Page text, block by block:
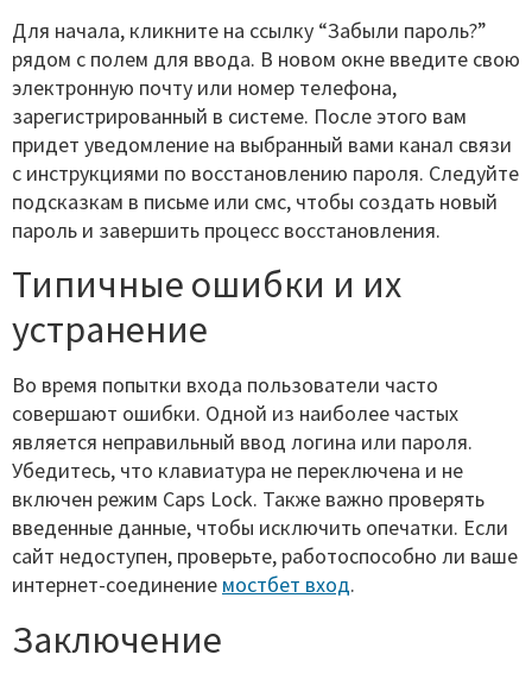
Для начала, кликните на ссылку “Забыли пароль?”
рядом с полем для ввода. В новом окне введите свою
электронную почту или номер телефона,
зарегистрированный в системе. После этого вам
придет уведомление на выбранный вами канал связи
с инструкциями по восстановлению пароля. Следуйте
подсказкам в письме или смс, чтобы создать новый
пароль и завершить процесс восстановления.
Типичные ошибки и их
устранение
Во время попытки входа пользователи часто
совершают ошибки. Одной из наиболее частых
является неправильный ввод логина или пароля.
Убедитесь, что клавиатура не переключена и не
включен режим Caps Lock. Также важно проверять
введенные данные, чтобы исключить опечатки. Если
сайт недоступен, проверьте, работоспособно ли ваше
интернет-соединение мостбет вход.
Заключение